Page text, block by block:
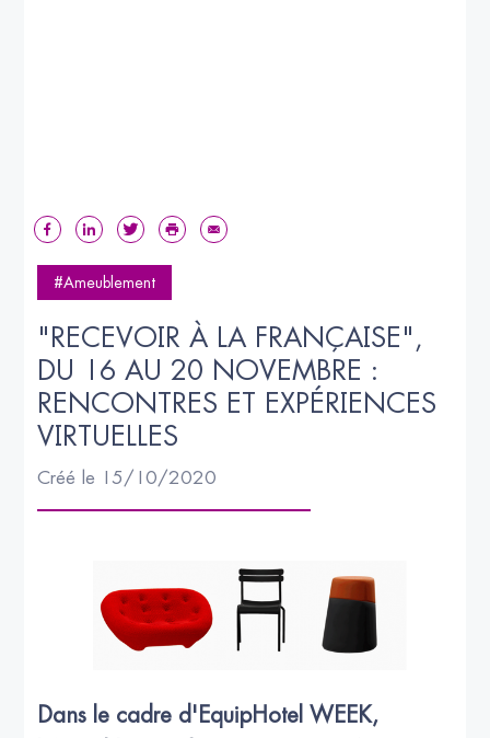
#Ameublement
"RECEVOIR À LA FRANÇAISE",
DU 16 AU 20 NOVEMBRE :
RENCONTRES ET EXPÉRIENCES
VIRTUELLES
Créé le 15/10/2020
Dans le cadre d'EquipHotel WEEK,